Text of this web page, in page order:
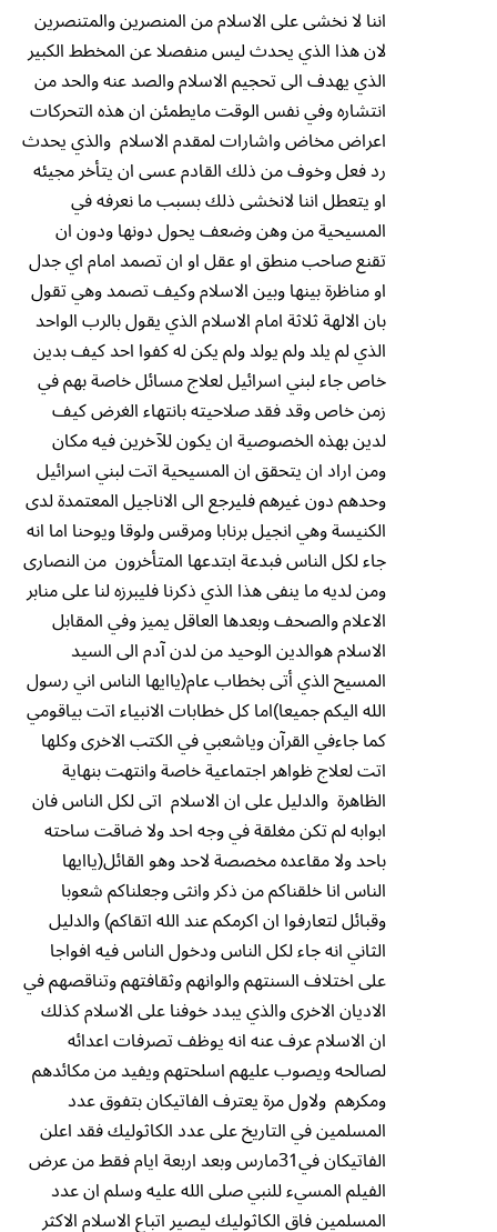
اننا لا نخشى على الاسلام من المنصرين والمتنصرين
لان هذا الذي يحدث ليس منفصلا عن المخطط الكبير
الذي يهدف الى تحجيم الاسلام والصد عنه والحد من
انتشاره وفي نفس الوقت مايطمئن ان هذه التحركات
اعراض مخاض واشارات لمقدم الاسلام والذي يحدث
رد فعل وخوف من ذلك القادم عسى ان يتأخر مجيئه
او يتعطل اننا لانخشى ذلك بسبب ما نعرفه في
المسيحية من وهن وضعف يحول دونها ودون ان
تقنع صاحب منطق او عقل او ان تصمد امام اي جدل
او مناظرة بينها وبين الاسلام وكيف تصمد وهي تقول
بان الالهة ثلاثة امام الاسلام الذي يقول بالرب الواحد
الذي لم يلد ولم يولد ولم يكن له كفوا احد كيف بدين
خاص جاء لبني اسرائيل لعلاج مسائل خاصة بهم في
زمن خاص وقد فقد صلاحيته بانتهاء الغرض كيف
لدين بهذه الخصوصية ان يكون للآخرين فيه مكان
ومن اراد ان يتحقق ان المسيحية اتت لبني اسرائيل
وحدهم دون غيرهم فليرجع الى الاناجيل المعتمدة لدى
الكنيسة وهي انجيل برنابا ومرقس ولوقا ويوحنا اما انه
جاء لكل الناس فبدعة ابتدعها المتأخرون من النصارى
ومن لديه ما ينفى هذا الذي ذكرنا فليبرزه لنا على منابر
الاعلام والصحف وبعدها العاقل يميز وفي المقابل
الاسلام هوالدين الوحيد من لدن آدم الى السيد
المسيح الذي أتى بخطاب عام(ياايها الناس اني رسول
الله اليكم جميعا)اما كل خطابات الانبياء اتت بياقومي
كما جاءفي القرآن وياشعبي في الكتب الاخرى وكلها
اتت لعلاج ظواهر اجتماعية خاصة وانتهت بنهاية
الظاهرة والدليل على ان الاسلام اتى لكل الناس فان
ابوابه لم تكن مغلقة في وجه احد ولا ضاقت ساحته
باحد ولا مقاعده مخصصة لاحد وهو القائل(ياايها
الناس انا خلقناكم من ذكر وانثى وجعلناكم شعوبا
وقبائل لتعارفوا ان اكرمكم عند الله اتقاكم) والدليل
الثاني انه جاء لكل الناس ودخول الناس فيه افواجا
على اختلاف السنتهم والوانهم وثقافتهم وتناقصهم في
الاديان الاخرى والذي يبدد خوفنا على الاسلام كذلك
ان الاسلام عرف عنه انه يوظف تصرفات اعدائه
لصالحه ويصوب عليهم اسلحتهم ويفيد من مكائدهم
ومكرهم ولاول مرة يعترف الفاتيكان بتفوق عدد
المسلمين في التاريخ على عدد الكاثوليك فقد اعلن
الفاتيكان في31مارس وبعد اربعة ايام فقط من عرض
الفيلم المسيء للنبي صلى الله عليه وسلم ان عدد
المسلمين فاق الكاثوليك ليصير اتباع الاسلام الاكثر